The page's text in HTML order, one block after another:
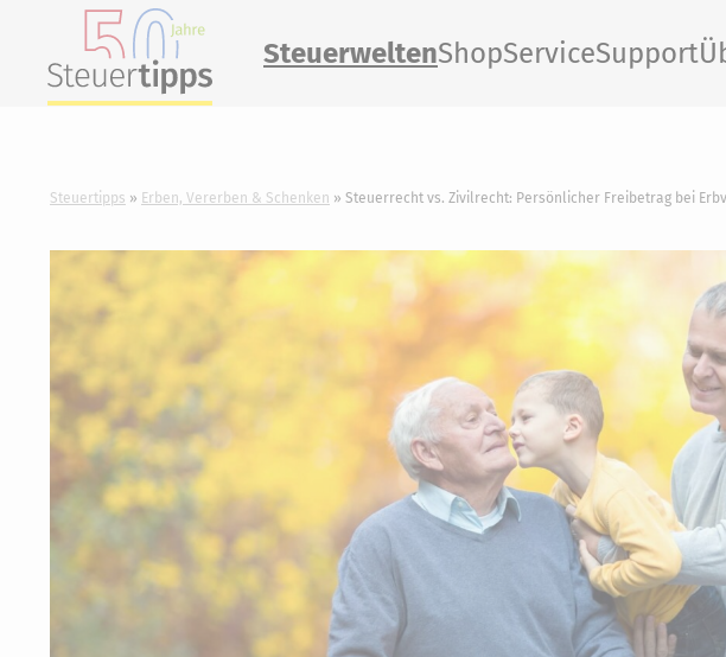
SteuerweltenShopServiceSupport
Steuertipps Erben, Vererben & Schenken Steuerrecht vs. Zivilrecht: Persönlicher Freibetrag bei